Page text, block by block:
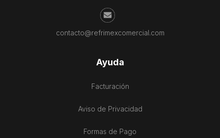
contacto@refrimexcomercial.com
Ayuda
Facturación
Aviso de Privacidad
Formas de Pago